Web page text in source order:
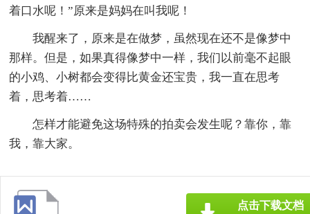
着口水呢！”原来是妈妈在叫我呢！
我醒来了，原来是在做梦，虽然现在还不是像梦中
那样。但是，如果真得像梦中一样，我们以前毫不起眼
的小鸡、小树都会变得比黄金还宝贵，我一直在思考
着，思考着……
怎样才能避免这场特殊的拍卖会发生呢？靠你，靠
我，靠大家。
点击下载文档